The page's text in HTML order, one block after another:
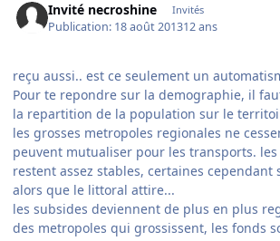
Invité necroshine Invités
Publication: 18 août 201312 ans
reçu aussi.. est ce seulement un
Pour te repondre sur la demographie, il
la repartition de la population sur le
les grosses metropoles regionales ne
peuvent mutualiser pour les transports. les
restent assez stables, certaines cependant
alors que le littoral attire...
les subsides deviennent de plus en plus
des metropoles qui grossissent, les fonds